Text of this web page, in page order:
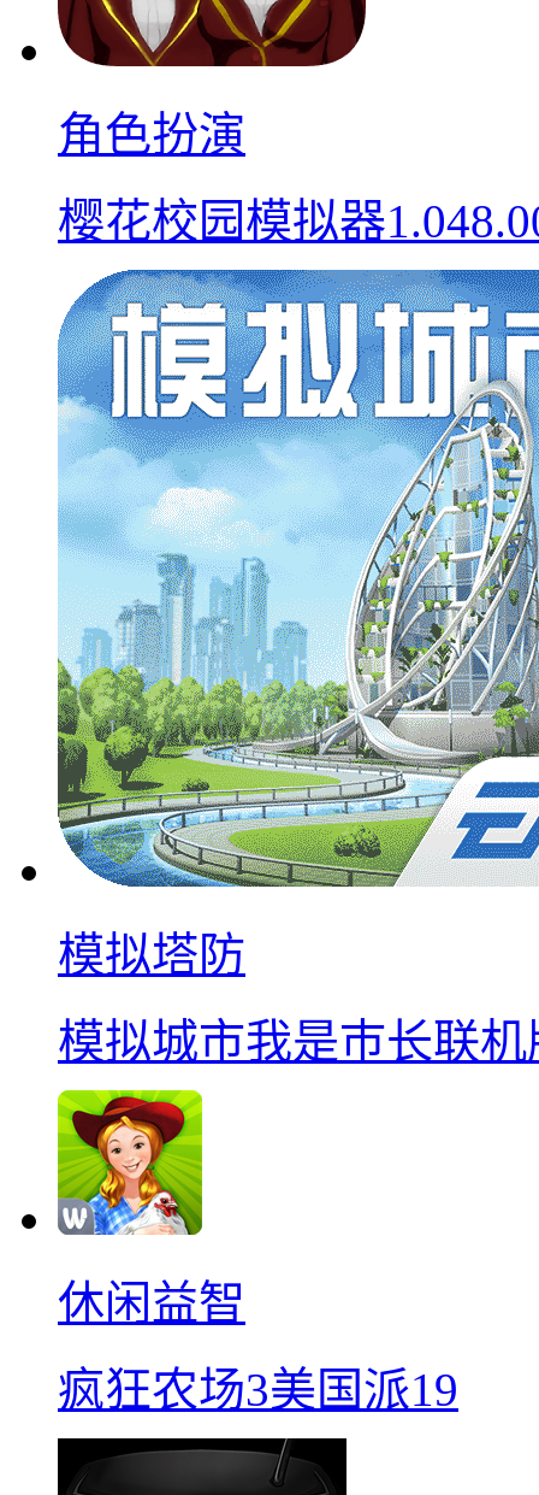
角色扮演
樱花校园模拟器
模拟塔防
模拟城市我是巿长联机
休闲益智
疯狂农场3美国派19